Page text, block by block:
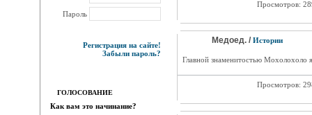
Пароль
Регистрация на сайте!
Забыли пароль?
ГОЛОСОВАНИЕ
Как вам это начинание?
Просмотров:
Медоед. / Истории
Главной знаменитостью Мохолохоло
Просмотров: